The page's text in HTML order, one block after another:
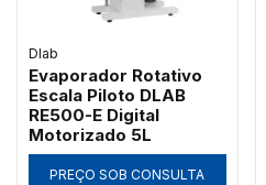
Dlab
Evaporador Rotativo
Escala Piloto DLAB
RE500-E Digital
Motorizado 5L
PREÇO SOB CONSULTA